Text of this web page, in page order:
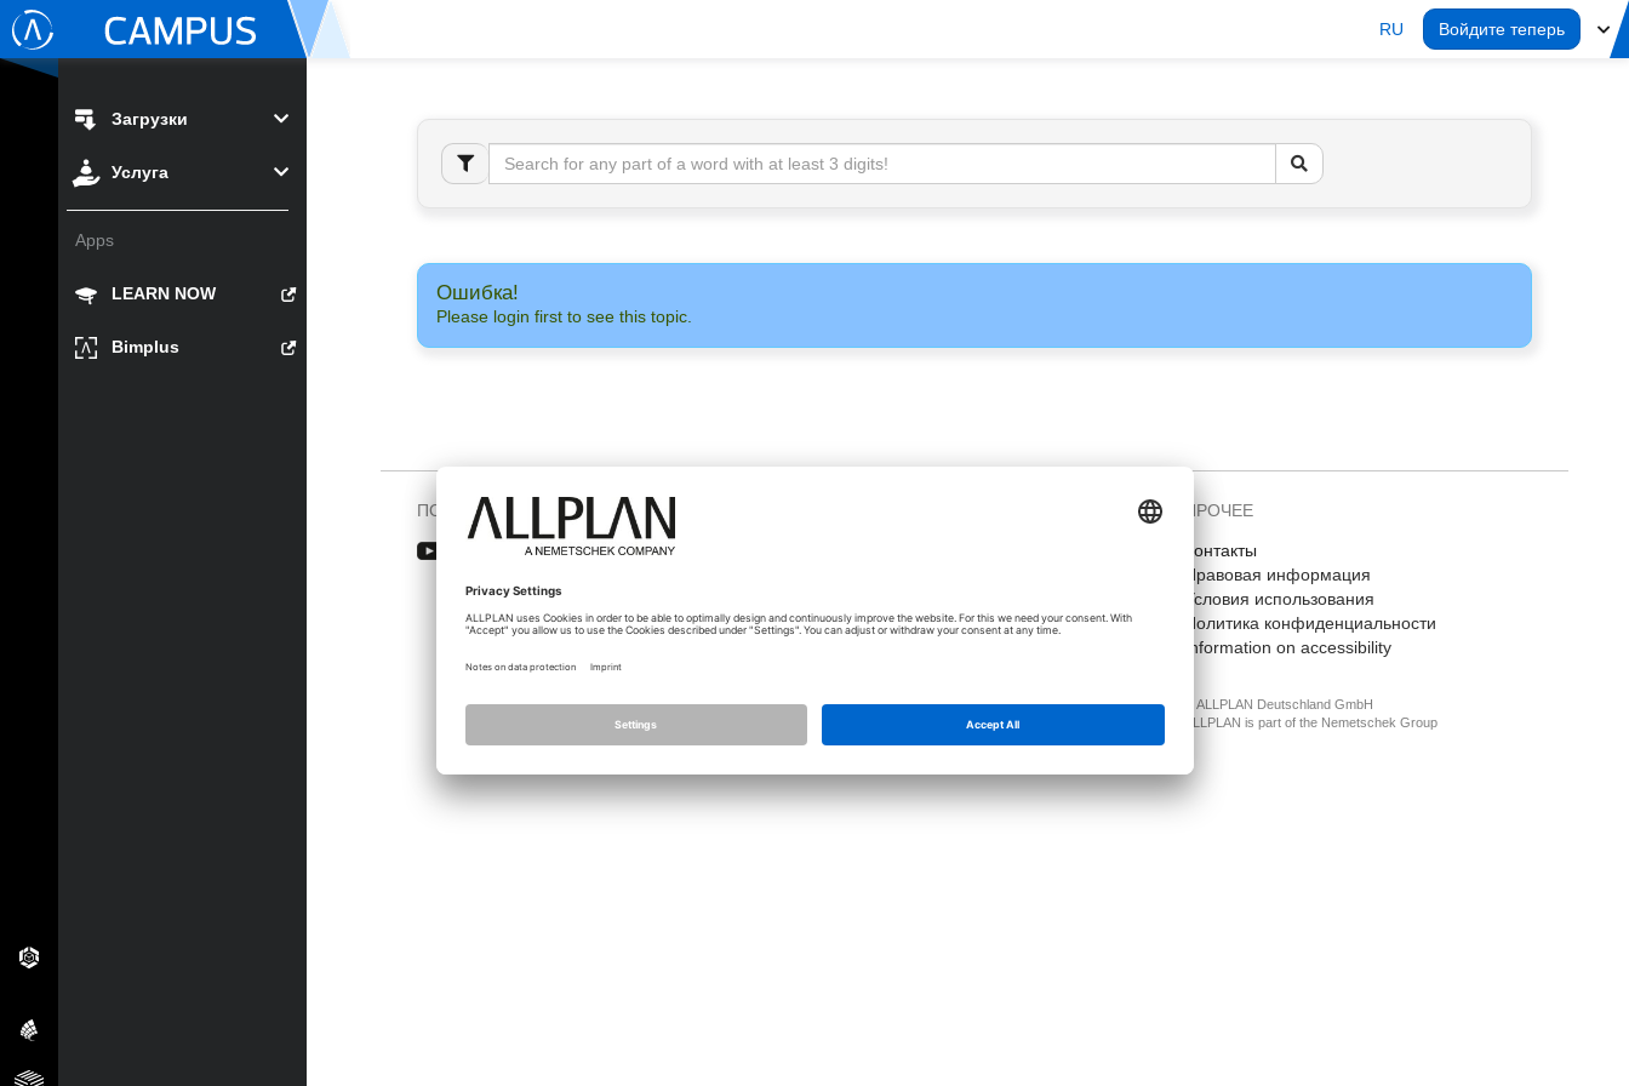
RU Войдите теперь
Загрузки
Услуга
Apps
LEARN NOW
Bimplus
Ошибка!
Please login first to see this topic.
ПОДПИШИТЕСЬ НА НАСАДМИНИСТРАТОР
Лицензирование
Настройки конфиденциальности
ПРОЧЕЕ
Контакты
Правовая информация
Условия использования
Политика конфиденциальности
Information on accessibility
© ALLPLAN Deutschland GmbH
ALLPLAN is part of the Nemetschek Group